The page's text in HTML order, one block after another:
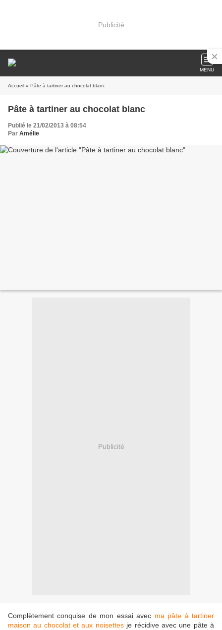
Publicité
MENU
Accueil » Pâte à tartiner au chocolat blanc
Pâte à tartiner au chocolat blanc
Publié le 21/02/2013 à 08:54
Par Amélie
Publicité
Complètement conquise de mon essai avec ma pâte à tartiner
maison au chocolat et aux noisettesje récidive avec une pâte à